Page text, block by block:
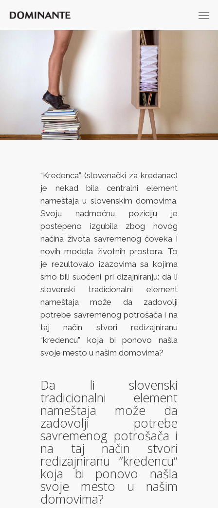
“Kredenca” (slovenački za kredanac)
je nekad bila centralni element
nameštaja u slovenskim domovima.
Svoju nadmoćnu poziciju je
postepeno izgubila zbog novog
načina života savremenog čoveka i
novih modela životnih prostora. To
je rezultovalo izazovima sa kojima
smo bili suočeni pri dizajniranju: da li
slovenski tradicionalni element
nameštaja može da zadovolji
potrebe savremenog potrošača i na
taj način stvori redizajniranu
“kredencu” koja bi ponovo našla
svoje mesto u našim domovima?
Da li slovenski
tradicionalni element
nameštaja može da
zadovolji potrebe
savremenog potrošača i
na taj način stvori
redizajniranu “kredencu”
koja bi ponovo našla
svoje mesto u našim
domovima?